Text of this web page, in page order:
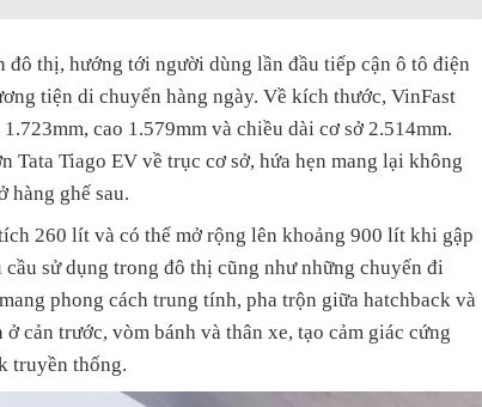
thị, hướng tới người dùng lần đầu tiếp cận ô tô điện
tiện di chuyển hàng ngày. Về kích thước, VinFast
cao 1.579mm và chiều dài cơ sở 2.514mm.
Tata Tiago EV về trục cơ sở, hứa hẹn mang lại không
hàng ghế sau.
260 lít và có thể mở rộng lên khoảng 900 lít khi gập
sử dụng trong đô thị cũng như những chuyến đi
phong cách trung tính, pha trộn giữa hatchback và
cản trước, vòm bánh và thân xe, tạo cảm giác cứng
truyền thống.